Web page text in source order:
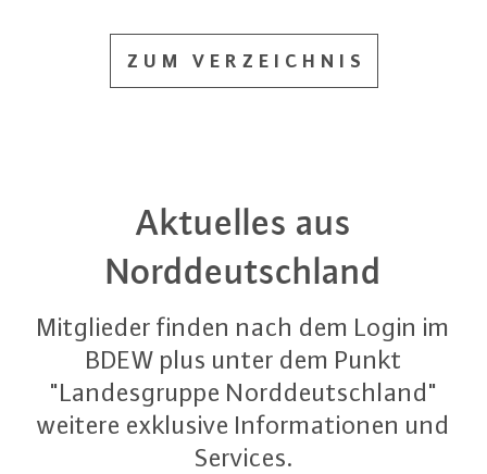
ZUM VERZEICHNIS
Aktuelles aus
Norddeutschland
Mitglieder finden nach dem Login im
BDEW plus unter dem Punkt
"Landesgruppe Norddeutschland"
weitere exklusive Informationen und
Services.